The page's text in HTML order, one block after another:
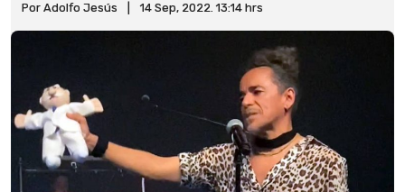
Por Adolfo Jesús 14 Sep, 2022. 13:14 hrs